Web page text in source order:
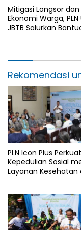
Mitigasi Longsor
Ekonomi Warga, PLN
JBTB Salurkan
Rekomendasi
PLN Icon Plus Perkuat
Kepedulian Sosial
Layanan Kesehatan